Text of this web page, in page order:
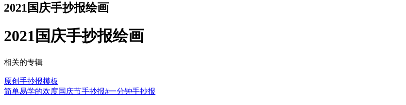
2021国庆手抄报绘画
2021国庆手抄报绘画
相关的专辑
原创手抄报模板
简单易学的欢度国庆节手抄报#一分钟手抄报